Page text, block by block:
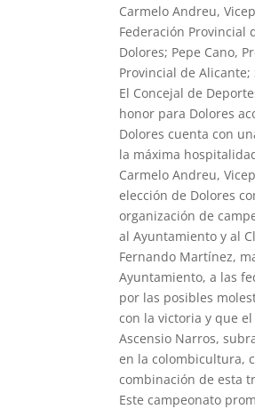
Carmelo Andreu,
Federación Provincial
Dolores; Pepe Cano,
Provincial de
El Concejal de
honor para Dolores
Dolores cuenta con
la máxima
Carmelo Andreu,
elección de Dolores
organización de
al Ayuntamiento y al
Fernando Martínez,
Ayuntamiento, a las
por las posibles
con la victoria y que
Ascensio Narros,
en la colombicultura,
combinación de esta
Este campeonato